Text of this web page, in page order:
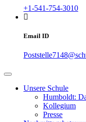
+1-541-754-3010
Email ID
Unsere Schule
Humboldt:
Kollegium
Presse